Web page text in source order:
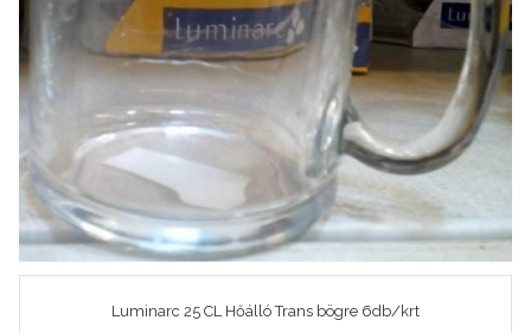
Luminarc 25 CL Hőálló Trans bögre 6db/krt